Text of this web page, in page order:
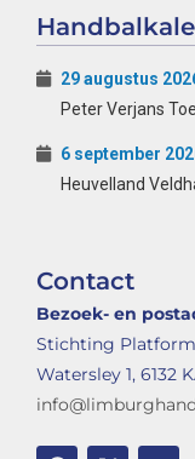
29 augustus
Peter Verjans
6 september
Heuvelland
Contact
Bezoek- en
Stichting
Watersley 1, 6132